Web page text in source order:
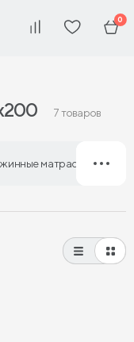
0
7 товаров
матрасы